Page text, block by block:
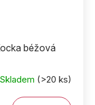
béžová
Skladem (>20 ks)